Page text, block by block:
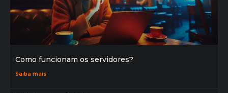
Como funcionam os servidores?
Saiba mais